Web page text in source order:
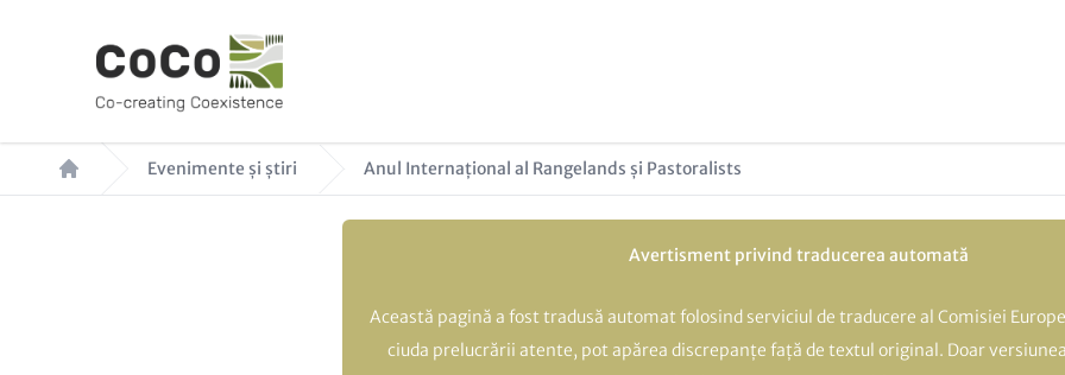
conținutul
Breadcrumb Evenimente și știri Anul Internațional al Rangelands și Pastoralists
Avertisment privind traducerea automată
Această pagină a fost tradusă automat folosind serviciul de traducere al Comisiei
ciuda prelucrării atente, pot apărea discrepanțe față de textul original. Doar